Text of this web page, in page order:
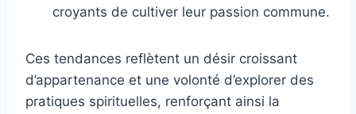
croyants de cultiver leur passion commune.
Ces tendances reflètent un désir croissant
d’appartenance et une volonté d’explorer des
pratiques spirituelles, renforçant ainsi la